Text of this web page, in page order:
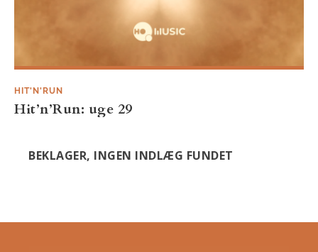
HIT'N'RUN
Hit’n’Run: uge 29
BEKLAGER, INGEN INDLÆG FUNDET